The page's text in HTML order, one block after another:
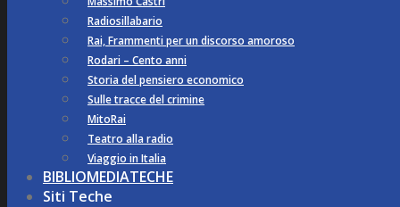
Radiosillabario
Rai, Frammenti per un discorso amoroso
Rodari – Cento anni
Storia del pensiero economico
Sulle tracce del crimine
MitoRai
Teatro alla radio
Viaggio in Italia
BIBLIOMEDIATECHE
Siti Teche